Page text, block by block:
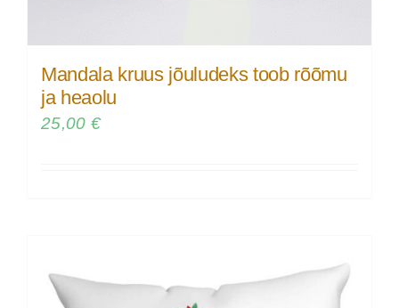
Mandala kruus jõuludeks toob rõõmu
ja heaolu
25,00 €